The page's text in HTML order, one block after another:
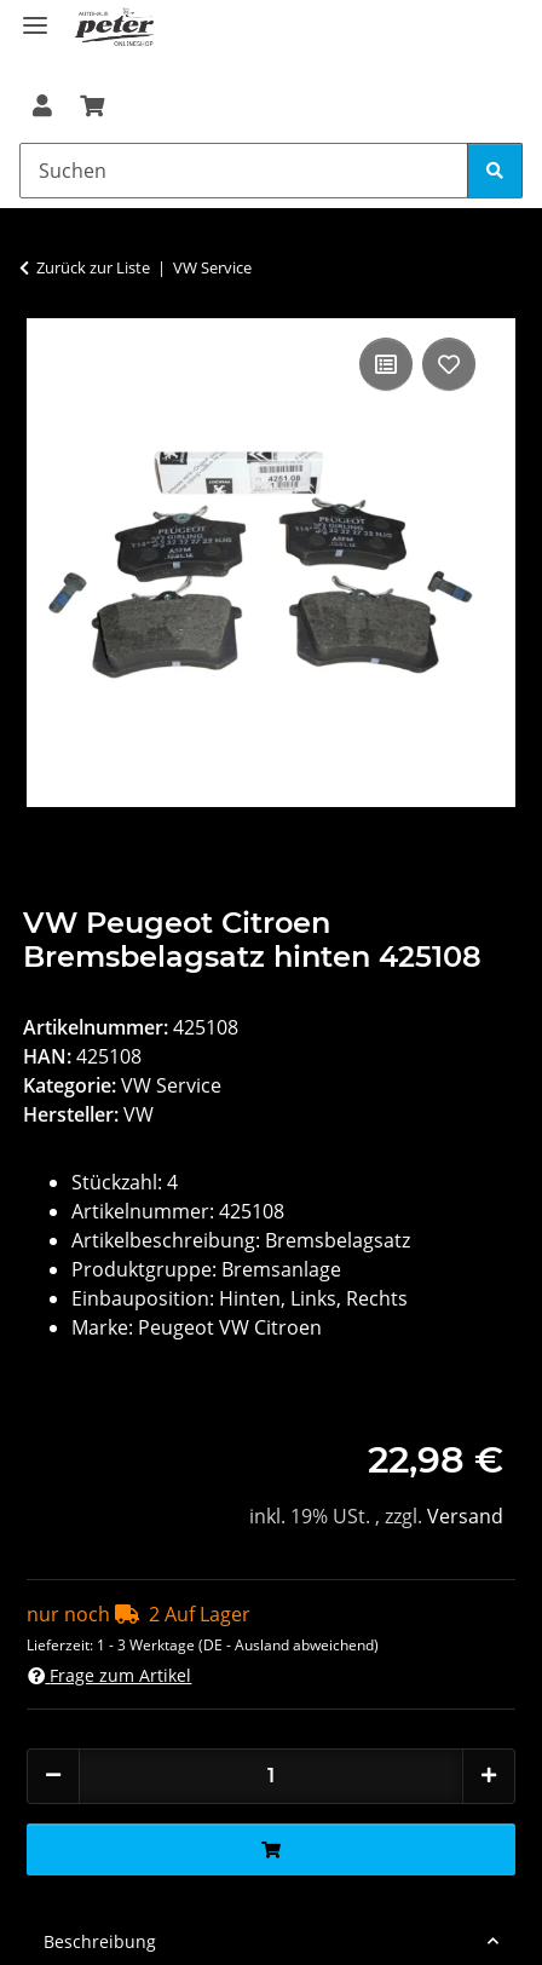
Zurück zur Liste VW Service
VW Peugeot Citroen
Bremsbelagsatz hinten 425108
Artikelnummer:425108
HAN:425108
Kategorie:VW Service
Hersteller:VW
Stückzahl: 4
Artikelnummer: 425108
Artikelbeschreibung: Bremsbelagsatz
Produktgruppe: Bremsanlage
Einbauposition: Hinten, Links, Rechts
Marke: Peugeot VW Citroen
22,98 €
inkl. 19% USt. , zzgl. Versand
nur noch 2 Auf Lager
Lieferzeit: 1 - 3 Werktage(DE - Ausland abweichend)
Frage zum Artikel
Beschreibung